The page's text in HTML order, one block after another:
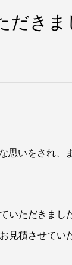
だき
思いをされ、
いただきまし
見積させてい